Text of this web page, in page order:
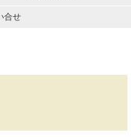
合せ